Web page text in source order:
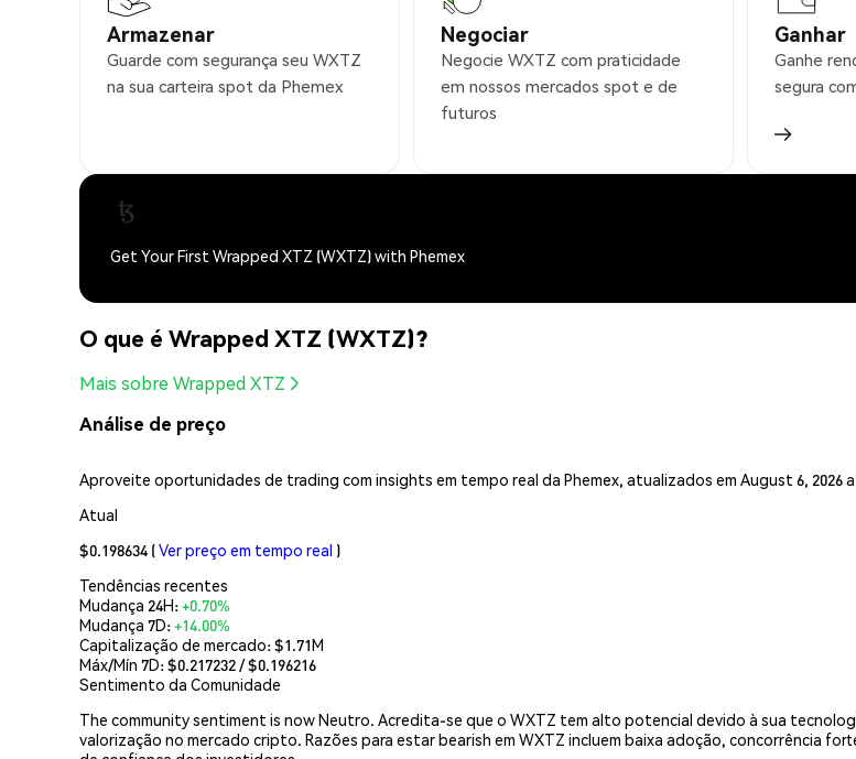
Armazenar
Guarde com segurança seu WXTZ
na sua carteira spot da Phemex
Negociar
Negocie WXTZ com praticidade
em nossos mercados spot e de
futuros
Ganhar
Ganhe
segura
Get Your First Wrapped XTZ (WXTZ) with Phemex
O que é Wrapped XTZ (WXTZ)?
Mais sobre Wrapped XTZ
Análise de preço
Aproveite oportunidades de trading com insights em tempo real da Phemex, atualizados em August 6, 2026
Atual
$0.198634 (Ver preço em tempo real )
Tendências recentes
Mudança 24H:+0.70%
Mudança 7D:+14.00%
Capitalização de mercado:$1.71M
Máx/Mín 7D: $0.217232/ $0.196216
Sentimento da Comunidade
The community sentiment is now Neutro. Acredita-se que o WXTZ tem alto potencial devido à sua
valorização no mercado cripto. Razões para estar bearish em WXTZ incluem baixa adoção, concorrência